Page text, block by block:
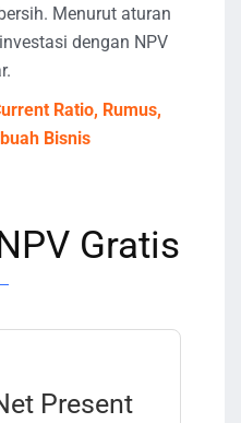
Menurut aturan
dengan NPV
Ratio, Rumus,
Bisnis
Gratis
Present